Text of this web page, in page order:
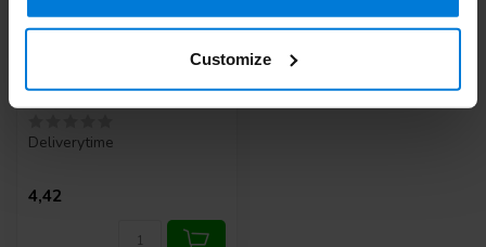
Customize
Deliverytime
4,42